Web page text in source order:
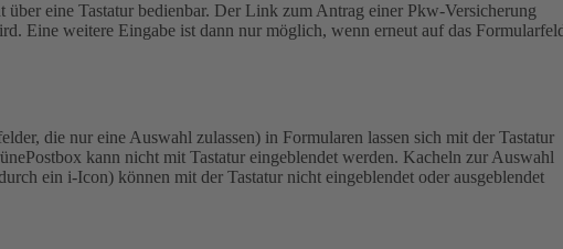
eine Tastatur bedienbar. Der Link zum Antrag einer Pkw-Versicherung
Eine weitere Eingabe ist dann nur möglich, wenn erneut auf das
die nur eine Auswahl zulassen) in Formularen lassen sich mit der Tastatur
kann nicht mit Tastatur eingeblendet werden. Kacheln zur Auswahl
ein i-Icon) können mit der Tastatur nicht eingeblendet oder ausgeblendet